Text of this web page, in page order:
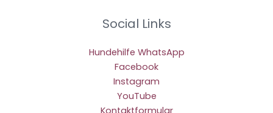
Social Links
Hundehilfe WhatsApp
Facebook
Instagram
YouTube
Kontaktformular